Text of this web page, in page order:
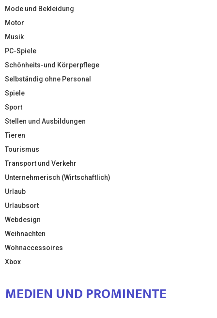
Mode und Bekleidung
Motor
Musik
PC-Spiele
Schönheits-und Körperpflege
Selbständig ohne Personal
Spiele
Sport
Stellen und Ausbildungen
Tieren
Tourismus
Transport und Verkehr
Unternehmerisch (Wirtschaftlich)
Urlaub
Urlaubsort
Webdesign
Weihnachten
Wohnaccessoires
Xbox
MEDIEN UND PROMINENTE